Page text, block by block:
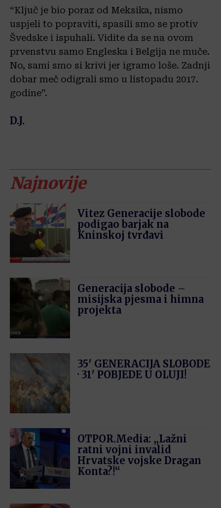
“Ključ je bio poraz od Meksika, nismo
uspjeli to popraviti, spasili smo se protiv
Švedske i ispuhali. Vidite da se na ovom
prvenstvu samo Engleska i Belgija ne muče.
No, sami smo si krivi jer igramo loše. Zadnji
dobar meč odigrali smo u listopadu 2017.
godine”.
D.J.
Najnovije
Vitez Generacije slobode
podigao barjak na
Kninskoj tvrđavi
Generacija slobode –
misijska pjesma i himna
projekta
35′ GENERACIJA SLOBODE
· 31′ POBJEDE U OLUJI!
OTPOR.Media: „Lažni
ratni vojni invalid
Hrvatske vojske Dragan
Konta?!“